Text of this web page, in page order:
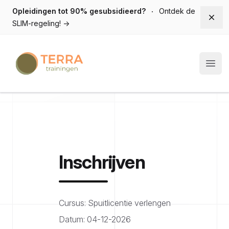
Opleidingen tot 90% gesubsidieerd?
Ontdek de
SLIM-regeling! →
Terra trainingen
Inschrijven
Cursus: Spuitlicentie verlengen
Datum: 04-12-2026